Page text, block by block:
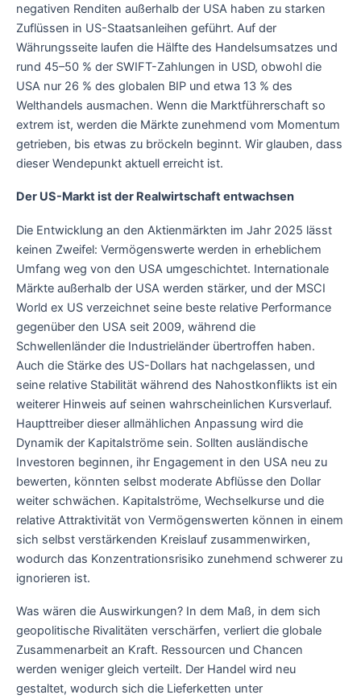
negativen Renditen außerhalb der USA haben zu starken
Zuflüssen in US-Staatsanleihen geführt. Auf der
Währungsseite laufen die Hälfte des Handelsumsatzes und
rund 45–50 % der SWIFT-Zahlungen in USD, obwohl die
USA nur 26 % des globalen BIP und etwa 13 % des
Welthandels ausmachen. Wenn die Marktführerschaft so
extrem ist, werden die Märkte zunehmend vom Momentum
getrieben, bis etwas zu bröckeln beginnt. Wir glauben, dass
dieser Wendepunkt aktuell erreicht ist.
Der US-Markt ist der Realwirtschaft entwachsen
Die Entwicklung an den Aktienmärkten im Jahr 2025 lässt
keinen Zweifel: Vermögenswerte werden in erheblichem
Umfang weg von den USA umgeschichtet. Internationale
Märkte außerhalb der USA werden stärker, und der MSCI
World ex US verzeichnet seine beste relative Performance
gegenüber den USA seit 2009, während die
Schwellenländer die Industrieländer übertroffen haben.
Auch die Stärke des US-Dollars hat nachgelassen, und
seine relative Stabilität während des Nahostkonflikts ist ein
weiterer Hinweis auf seinen wahrscheinlichen Kursverlauf.
Haupttreiber dieser allmählichen Anpassung wird die
Dynamik der Kapitalströme sein. Sollten ausländische
Investoren beginnen, ihr Engagement in den USA neu zu
bewerten, könnten selbst moderate Abflüsse den Dollar
weiter schwächen. Kapitalströme, Wechselkurse und die
relative Attraktivität von Vermögenswerten können in einem
sich selbst verstärkenden Kreislauf zusammenwirken,
wodurch das Konzentrationsrisiko zunehmend schwerer zu
ignorieren ist.
Was wären die Auswirkungen? In dem Maß, in dem sich
geopolitische Rivalitäten verschärfen, verliert die globale
Zusammenarbeit an Kraft. Ressourcen und Chancen
werden weniger gleich verteilt. Der Handel wird neu
gestaltet, wodurch sich die Lieferketten unter